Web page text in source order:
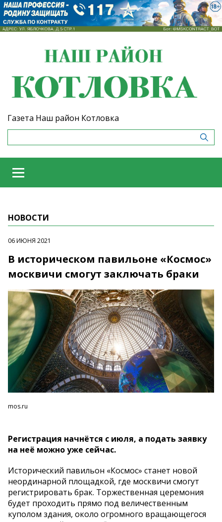
Газета Наш район Котловка
НОВОСТИ
06 ИЮНЯ 2021
В историческом павильоне «Космос»
москвичи смогут заключать браки
mos.ru
Регистрация начнётся с июля, а подать заявку
на неё можно уже сейчас.
Исторический павильон «Космос» станет новой
неординарной площадкой, где москвичи смогут
регистрировать брак. Торжественная церемония
будет проходить прямо под величественным
куполом здания, около огромного вращающегося